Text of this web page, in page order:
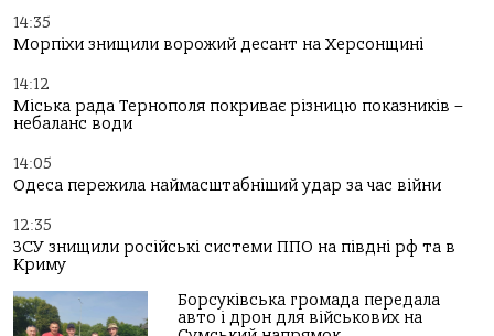
14:35
Морпіхи знищили ворожий десант на Херсонщині
14:12
Міська рада Тернополя покриває різницю показників –
небаланс води
14:05
Одеса пережила наймасштабніший удар за час війни
12:35
ЗСУ знищили російські системи ППО на півдні рф та в
Криму
Борсуківська громада передала
авто і дрон для військових на